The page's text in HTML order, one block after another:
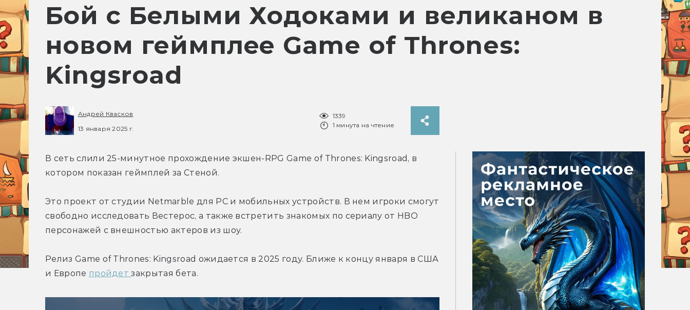
Бой с Белыми Ходоками и великаном в
новом геймплее Game of Thrones:
Kingsroad
Андрей Квасков
13 января 2025 г.
1339
1 минута на чтение
В сеть слили 25-минутное прохождение экшен-RPG Game of Thrones: Kingsroad, в
котором показан геймплей за Стеной.
Это проект от студии Netmarble для PC и мобильных устройств. В нем игроки смогут
свободно исследовать Вестерос, а также встретить знакомых по сериалу от HBO
персонажей с внешностью актеров из шоу.
Релиз Game of Thrones: Kingsroad ожидается в 2025 году. Ближе к концу января в США
и Европе пройдет закрытая бета.